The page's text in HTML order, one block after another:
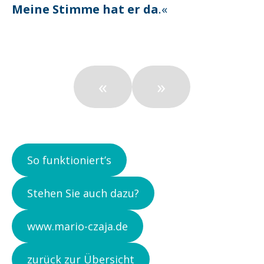
Meine Stimme hat er da.«
« »
So funktioniert’s
Stehen Sie auch dazu?
www.mario-czaja.de
zurück zur Übersicht